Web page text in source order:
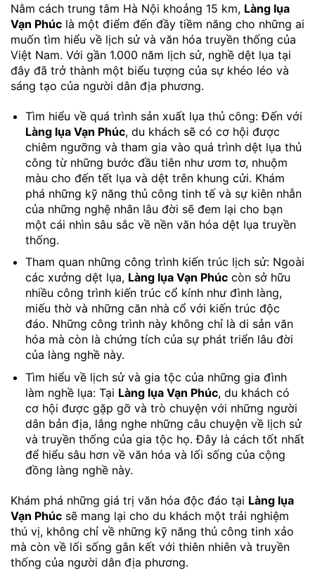
Nằm cách trung tâm Hà Nội khoảng 15 km, Làng lụa
Vạn Phúc là một điểm đến đầy tiềm năng cho những ai
muốn tìm hiểu về lịch sử và văn hóa truyền thống của
Việt Nam. Với gần 1.000 năm lịch sử, nghề dệt lụa tại
đây đã trở thành một biểu tượng của sự khéo léo và
sáng tạo của người dân địa phương.
Tìm hiểu về quá trình sản xuất lụa thủ công: Đến với
Làng lụa Vạn Phúc, du khách sẽ có cơ hội được
chiêm ngưỡng và tham gia vào quá trình dệt lụa thủ
công từ những bước đầu tiên như ươm tơ, nhuộm
màu cho đến tết lụa và dệt trên khung cửi. Khám
phá những kỹ năng thủ công tinh tế và sự kiên nhẫn
của những nghệ nhân lâu đời sẽ đem lại cho bạn
một cái nhìn sâu sắc về nền văn hóa dệt lụa truyền
thống.
Tham quan những công trình kiến trúc lịch sử: Ngoài
các xưởng dệt lụa, Làng lụa Vạn Phúccòn sở hữu
nhiều công trình kiến trúc cổ kính như đình làng,
miếu thờ và những căn nhà cổ với kiến trúc độc
đáo. Những công trình này không chỉ là di sản văn
hóa mà còn là chứng tích của sự phát triển lâu đời
của làng nghề này.
Tìm hiểu về lịch sử và gia tộc của những gia đình
làm nghề lụa: Tại Làng lụa Vạn Phúc, du khách có
cơ hội được gặp gỡ và trò chuyện với những người
dân bản địa, lắng nghe những câu chuyện về lịch sử
và truyền thống của gia tộc họ. Đây là cách tốt nhất
để hiểu sâu hơn về văn hóa và lối sống của cộng
đồng làng nghề này.
Khám phá những giá trị văn hóa độc đáo tại Làng lụa
Vạn Phúc sẽ mang lại cho du khách một trải nghiệm
thú vị, không chỉ về những kỹ năng thủ công tinh xảo
mà còn về lối sống gắn kết với thiên nhiên và truyền
thống của người dân địa phương.